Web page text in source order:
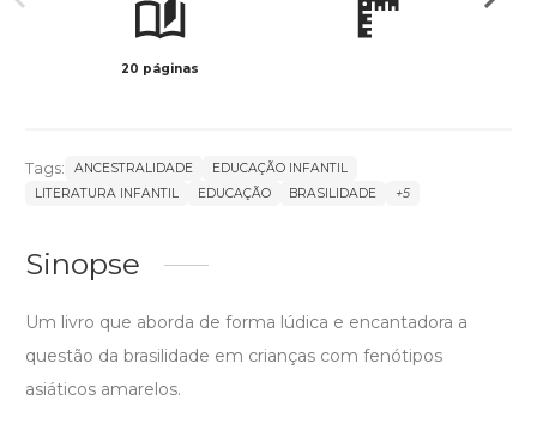
20 páginas
Tags: ANCESTRALIDADE
EDUCAÇÃO INFANTIL
LITERATURA INFANTIL
EDUCAÇÃO BRASILIDADE +5
Sinopse
Um livro que aborda de forma lúdica e encantadora a
questão da brasilidade em crianças com fenótipos
asiáticos amarelos.